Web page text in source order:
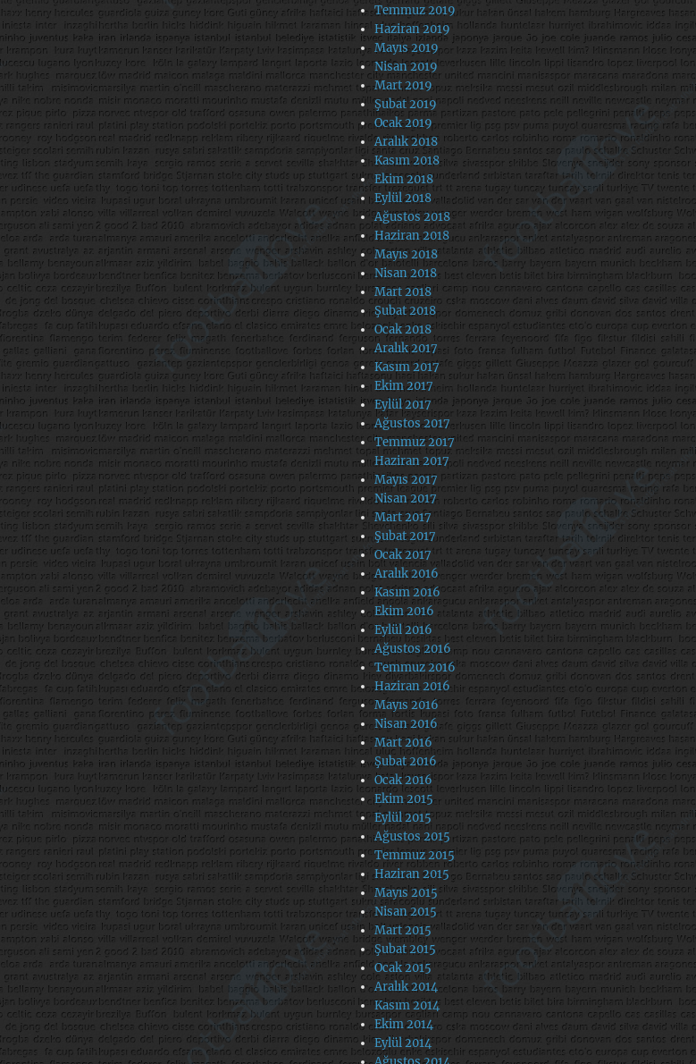
Temmuz 2019
Haziran 2019
Mayıs 2019
Nisan 2019
Mart 2019
Şubat 2019
Ocak 2019
Aralık 2018
Kasım 2018
Ekim 2018
Eylül 2018
Ağustos 2018
Haziran 2018
Mayıs 2018
Nisan 2018
Mart 2018
Şubat 2018
Ocak 2018
Aralık 2017
Kasım 2017
Ekim 2017
Eylül 2017
Ağustos 2017
Temmuz 2017
Haziran 2017
Mayıs 2017
Nisan 2017
Mart 2017
Şubat 2017
Ocak 2017
Aralık 2016
Kasım 2016
Ekim 2016
Eylül 2016
Ağustos 2016
Temmuz 2016
Haziran 2016
Mayıs 2016
Nisan 2016
Mart 2016
Şubat 2016
Ocak 2016
Ekim 2015
Eylül 2015
Ağustos 2015
Temmuz 2015
Haziran 2015
Mayıs 2015
Nisan 2015
Mart 2015
Şubat 2015
Ocak 2015
Aralık 2014
Kasım 2014
Ekim 2014
Eylül 2014